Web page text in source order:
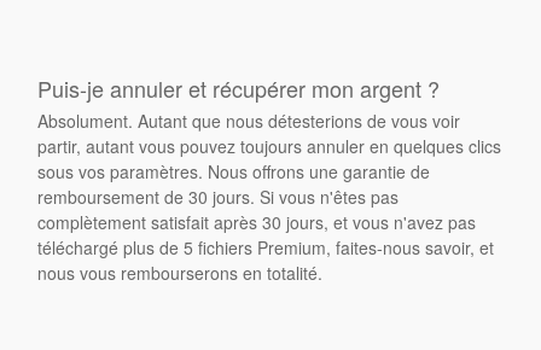
Puis-je annuler et récupérer mon argent ?
Absolument. Autant que nous détesterions de vous voir
partir, autant vous pouvez toujours annuler en quelques clics
sous vos paramètres. Nous offrons une garantie de
remboursement de 30 jours. Si vous n'êtes pas
complètement satisfait après 30 jours, et vous n'avez pas
téléchargé plus de 5 fichiers Premium, faites-nous savoir, et
nous vous rembourserons en totalité.